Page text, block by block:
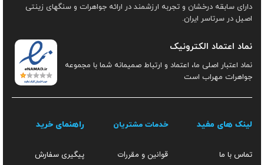
دارای سابقه درخشان و تجربه ارزشمند در ارائه جواهرات و سنگهای زینتی
اصیل در سرتاسر ایران.
نماد اعتماد الکترونیک
نماد اعتبار اصلی ما، اعتماد و ارتباط صمیمانه شما با مجموعه
جواهرات مهراب است
لینک های مفید
تماس با ما
خدمات مشتریان
قوانین و مقررات
راهنمای خرید
پیگیری سفارش